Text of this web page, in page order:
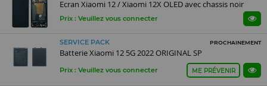
Ecran Xiaomi 12 / Xiaomi 12X OLED avec chassis noir
Prix : Veuillez vous connecter
SERVICE PACK PROCHAINEMENT
Batterie Xiaomi 12 5G 2022 ORIGINAL SP
Prix : Veuillez vous connecter ME PRÉVENIR